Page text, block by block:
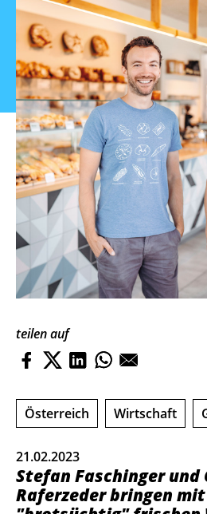
teilen auf
Österreich Wirtschaft
21.02.2023
Stefan Faschinger und
Raferzeder bringen